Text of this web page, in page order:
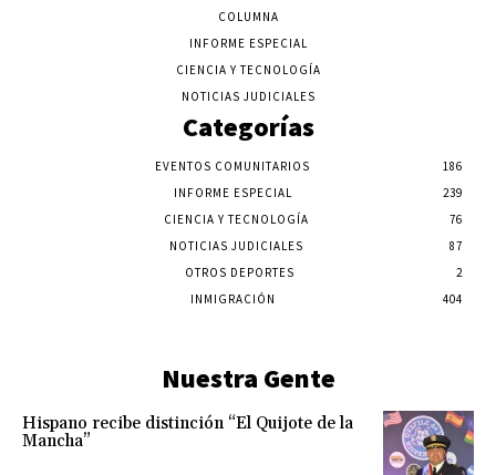
COLUMNA
INFORME ESPECIAL
CIENCIA Y TECNOLOGÍA
NOTICIAS JUDICIALES
Categorías
EVENTOS COMUNITARIOS
186
INFORME ESPECIAL
239
CIENCIA Y TECNOLOGÍA
76
NOTICIAS JUDICIALES
87
OTROS DEPORTES
2
INMIGRACIÓN
404
Nuestra Gente
Hispano recibe distinción “El Quijote de la
Mancha”